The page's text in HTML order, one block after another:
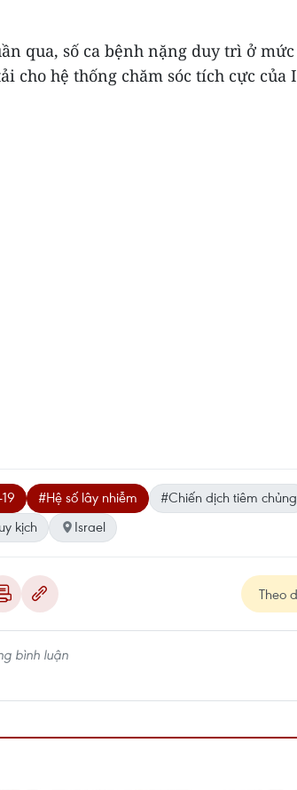
qua, số ca bệnh nặng duy trì ở
cho hệ thống chăm sóc tích cực của
#Hệ số lây nhiễm #Chiến dịch tiêm chủng
kịch
Israel
Theo